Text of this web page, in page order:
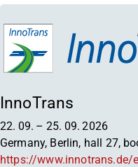
InnoTrans
22. 09. – 25. 09. 2026
Germany, Berlin, hall 27,
https://www.innotrans.de/